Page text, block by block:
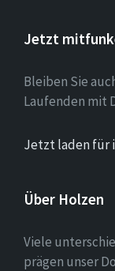
Jetzt
Bleiben Sie
Laufenden mit
Jetzt laden für
Über Holzen
Viele
prägen unser